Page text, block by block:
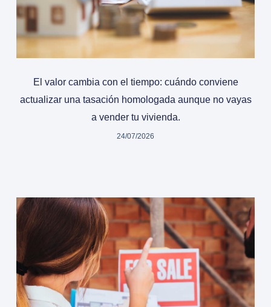
El valor cambia con el tiempo: cuándo conviene
actualizar una tasación homologada aunque no vayas
a vender tu vivienda.
24/07/2026